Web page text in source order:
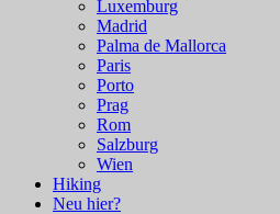
Luxemburg
Madrid
Palma de Mallorca
Paris
Porto
Prag
Rom
Salzburg
Wien
Hiking
Neu hier?